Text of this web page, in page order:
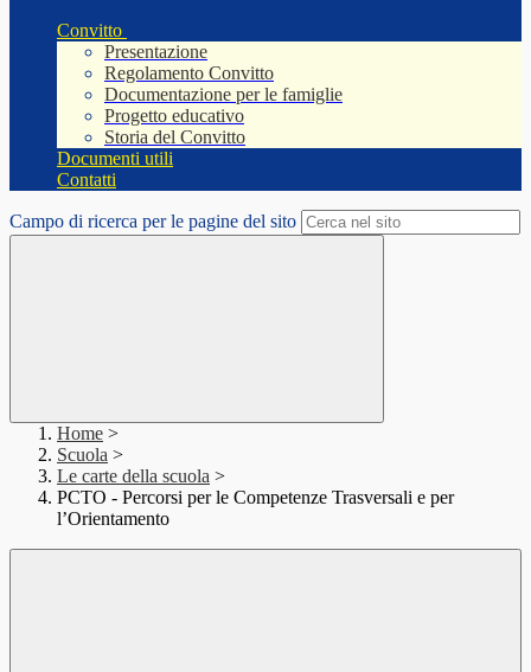
Convitto
Presentazione
Regolamento Convitto
Documentazione per le famiglie
Progetto educativo
Storia del Convitto
Documenti utili
Contatti
Campo di ricerca per le pagine del sito
Home >
Scuola >
Le carte della scuola >
PCTO - Percorsi per le Competenze Trasversali e per
l’Orientamento